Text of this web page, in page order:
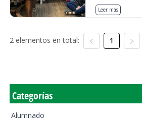
Leer más
2 elementos en total: 1
Categorías
Alumnado